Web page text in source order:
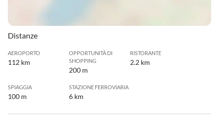
Distanze
AEROPORTO
112 km
OPPORTUNITÀ DI
SHOPPING
200 m
RISTORANTE
2.2 km
SPIAGGIA
100 m
STAZIONE FERROVIARIA
6 km